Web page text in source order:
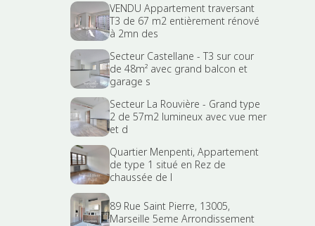
VENDU Appartement traversant
T3 de 67 m2 entièrement rénové
à 2mn des
Secteur Castellane - T3 sur cour
de 48m² avec grand balcon et
garage s
Secteur La Rouvière - Grand type
2 de 57m2 lumineux avec vue mer
et d
Quartier Menpenti, Appartement
de type 1 situé en Rez de
chaussée de l
89 Rue Saint Pierre, 13005,
Marseille 5eme Arrondissement